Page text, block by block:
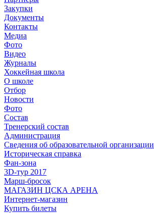
Закупки
Документы
Контакты
Медиа
Фото
Видео
Журналы
Хоккейная школа
О школе
Отбор
Новости
Фото
Состав
Тренерский состав
Администрация
Сведения об образовательной организации
Историческая справка
Фан-зона
3D-тур 2017
Марш-бросок
МАГАЗИН ЦСКА АРЕНА
Интернет-магазин
Купить билеты